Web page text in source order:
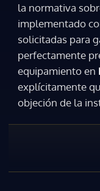
la normativa
implementado
solicitadas para
perfectamente
equipamiento en
explícitamente
objeción de la